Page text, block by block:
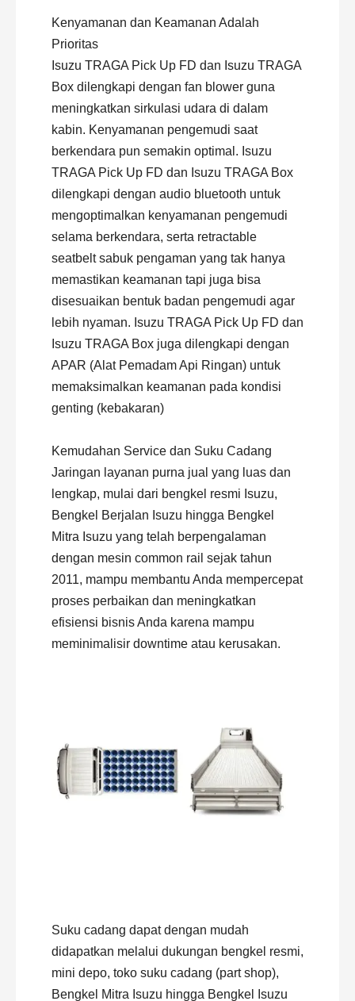
Kenyamanan dan Keamanan Adalah
Prioritas
Isuzu TRAGA Pick Up FD dan Isuzu TRAGA
Box dilengkapi dengan fan blower guna
meningkatkan sirkulasi udara di dalam
kabin. Kenyamanan pengemudi saat
berkendara pun semakin optimal. Isuzu
TRAGA Pick Up FD dan Isuzu TRAGA Box
dilengkapi dengan audio bluetooth untuk
mengoptimalkan kenyamanan pengemudi
selama berkendara, serta retractable
seatbelt sabuk pengaman yang tak hanya
memastikan keamanan tapi juga bisa
disesuaikan bentuk badan pengemudi agar
lebih nyaman. Isuzu TRAGA Pick Up FD dan
Isuzu TRAGA Box juga dilengkapi dengan
APAR (Alat Pemadam Api Ringan) untuk
memaksimalkan keamanan pada kondisi
genting (kebakaran)
Kemudahan Service dan Suku Cadang
Jaringan layanan purna jual yang luas dan
lengkap, mulai dari bengkel resmi Isuzu,
Bengkel Berjalan Isuzu hingga Bengkel
Mitra Isuzu yang telah berpengalaman
dengan mesin common rail sejak tahun
2011, mampu membantu Anda mempercepat
proses perbaikan dan meningkatkan
efisiensi bisnis Anda karena mampu
meminimalisir downtime atau kerusakan.
Suku cadang dapat dengan mudah
didapatkan melalui dukungan bengkel resmi,
mini depo, toko suku cadang (part shop),
Bengkel Mitra Isuzu hingga Bengkel Isuzu